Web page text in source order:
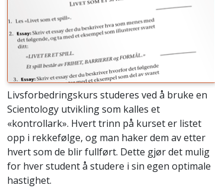
Livsforbedringskurs studeres ved å bruke en
Scientology utvikling som kalles et
«kontrollark». Hvert trinn på kurset er listet
opp i rekkefølge, og man haker dem av etter
hvert som de blir fullført. Dette gjør det mulig
for hver student å studere i sin egen optimale
hastighet.